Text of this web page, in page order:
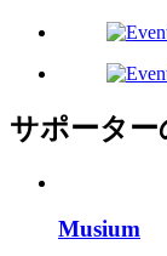
サポータ
Musium